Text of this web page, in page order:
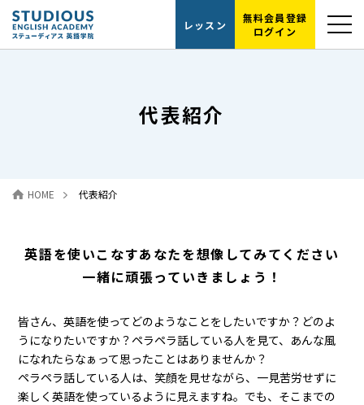
読むだけ英会話
お問い合わせ
レッスン
無料会員登録
ログイン
代表紹介
HOME 代表紹介
英語を使いこなすあなたを想像してみてください
一緒に頑張っていきましょう！
皆さん、英語を使ってどのようなことをしたいですか？どのよ
うになりたいですか？ペラペラ話している人を見て、あんな風
になれたらなぁって思ったことはありませんか？
ペラペラ話している人は、笑顔を見せながら、一見苦労せずに
楽しく英語を使っているように見えますね。でも、そこまでの